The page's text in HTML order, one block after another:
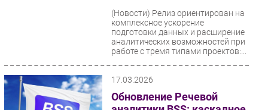
(Новости) Релиз ориентирован на
комплексное ускорение
подготовки данных и расширение
аналитических возможностей при
работе с тремя типами проектов:...
17.03.2026
Обновление Речевой